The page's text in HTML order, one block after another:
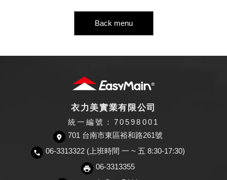
Back menu
衣力美實業有限公司
統一編號：70598001
701 台南市東區裕和路261號
06-3313322 (上班時間 一 ~ 五 8:30-17:30)
06-3313355